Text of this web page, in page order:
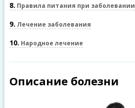
8 Правила питания при заболевании
9 Лечение заболевания
10 Народное лечение
Описание болезни